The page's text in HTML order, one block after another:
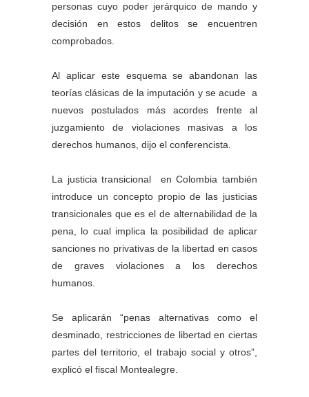
personas cuyo poder jerárquico de mando y
decisión en estos delitos se encuentren
comprobados.
Al aplicar este esquema se abandonan las
teorías clásicas de la imputación y se acude a
nuevos postulados más acordes frente al
juzgamiento de violaciones masivas a los
derechos humanos, dijo el conferencista.
La justicia transicional en Colombia también
introduce un concepto propio de las justicias
transicionales que es el de alternabilidad de la
pena, lo cual implica la posibilidad de aplicar
sanciones no privativas de la libertad en casos
de graves violaciones a los derechos
humanos.
Se aplicarán “penas alternativas como el
desminado, restricciones de libertad en ciertas
partes del territorio, el trabajo social y otros”,
explicó el fiscal Montealegre.